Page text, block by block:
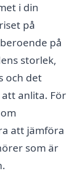
i din
på
på
storlek,
och det
anlita. För
att jämföra
som är